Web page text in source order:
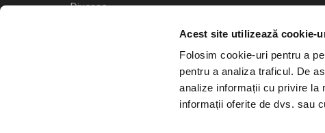
Acest site utilizează cookie-
Folosim cookie-uri pentru a
pentru a analiza traficul. De
analize informații cu privire la
informații oferite de dvs. sau
Diverse
Calendarul evenimentelor